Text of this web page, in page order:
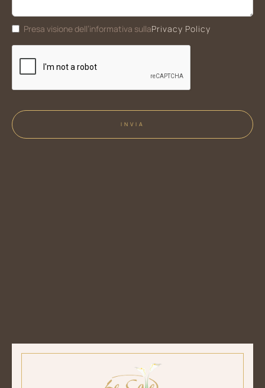
Presa visione dell’informativa sullaPrivacy Policy